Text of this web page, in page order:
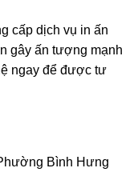
cấp dịch vụ in ấn
gây ấn tượng mạnh
ngay để được tư
Bình Hưng